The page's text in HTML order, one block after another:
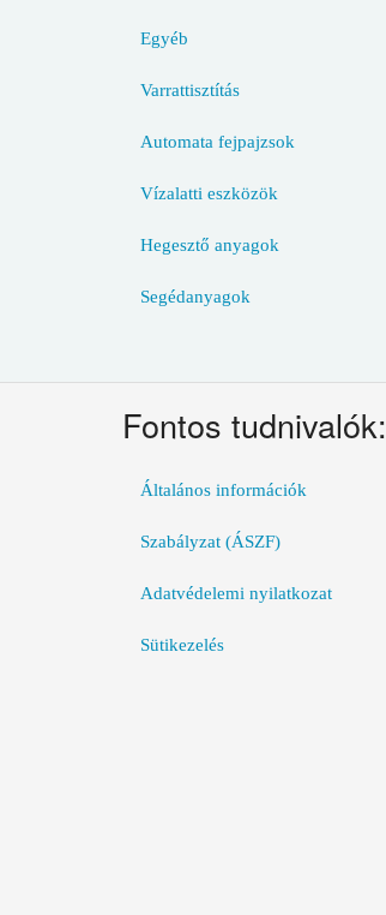
Egyéb
Varrattisztítás
Automata fejpajzsok
Vízalatti eszközök
Hegesztő anyagok
Segédanyagok
Fontos tudnivalók:
Általános információk
Szabályzat (ÁSZF)
Adatvédelemi nyilatkozat
Sütikezelés